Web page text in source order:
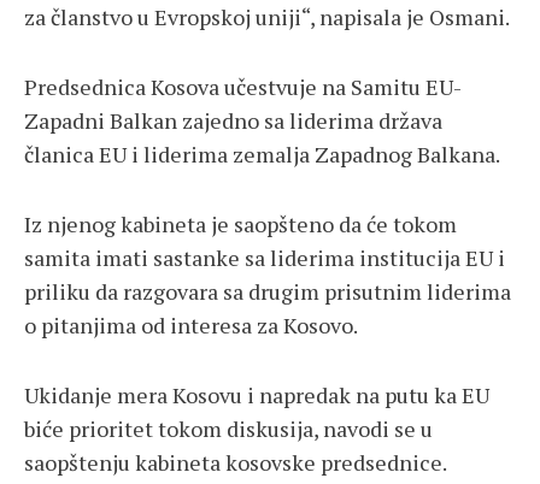
za članstvo u Evropskoj uniji“, napisala je Osmani.
Predsednica Kosova učestvuje na Samitu EU-
Zapadni Balkan zajedno sa liderima država
članica EU i liderima zemalja Zapadnog Balkana.
Iz njenog kabineta je saopšteno da će tokom
samita imati sastanke sa liderima institucija EU i
priliku da razgovara sa drugim prisutnim liderima
o pitanjima od interesa za Kosovo.
Ukidanje mera Kosovu i napredak na putu ka EU
biće prioritet tokom diskusija, navodi se u
saopštenju kabineta kosovske predsednice.